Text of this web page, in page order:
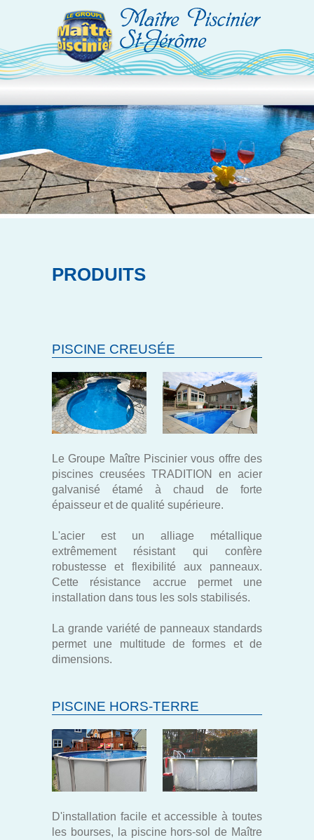
ACCUEIL
PRODUITS
SERVICES
RÉALISATIONS
PRODUITS
PISCINE CREUSÉE
Le Groupe Maître Piscinier vous offre des
piscines creusées TRADITION en acier
galvanisé étamé à chaud de forte
épaisseur et de qualité supérieure.
L'acier est un alliage métallique
extrêmement résistant qui confère
robustesse et flexibilité aux panneaux.
Cette résistance accrue permet une
installation dans tous les sols stabilisés.
La grande variété de panneaux standards
permet une multitude de formes et de
dimensions.
PISCINE HORS-TERRE
D'installation facile et accessible à toutes
les bourses, la piscine hors-sol de Maître